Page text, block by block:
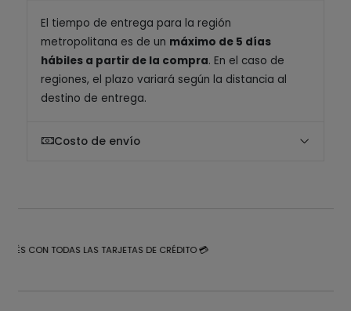
El tiempo de entrega para la región
metropolitana es de un máximo de 5 días
hábiles a partir de la compra. En el caso de
regiones, el plazo variará según la distancia al
destino de entrega.
Costo de envío
CON TODAS LAS TARJETAS DE CRÉDITO 💳